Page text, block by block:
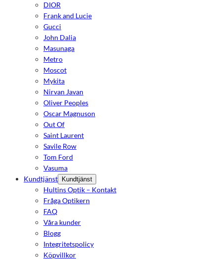
DIOR
Frank and Lucie
Gucci
John Dalia
Masunaga
Metro
Moscot
Mykita
Nirvan Javan
Oliver Peoples
Oscar Magnuson
Out Of
Saint Laurent
Savile Row
Tom Ford
Vasuma
Kundtjänst
Kundtjänst
Hultins Optik – Kontakt
Fråga Optikern
FAQ
Våra kunder
Blogg
Integritetspolicy
Köpvillkor